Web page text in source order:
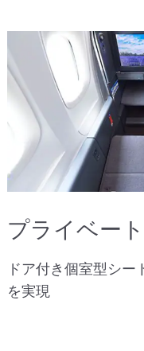
プライベー
ドア付き個室型シー
を実現